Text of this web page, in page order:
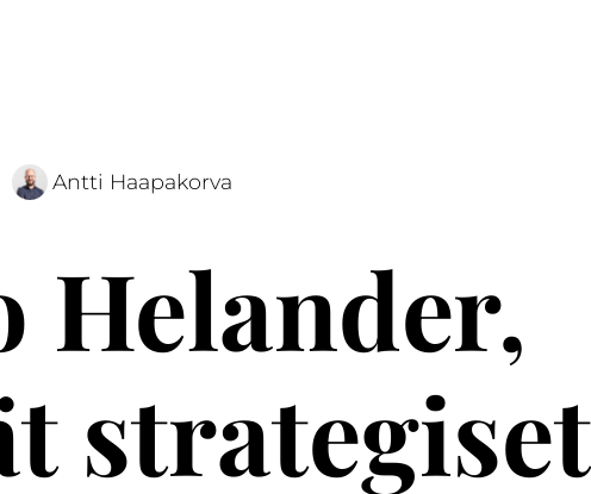
Antti Haapakorva
Helander,
strategiset